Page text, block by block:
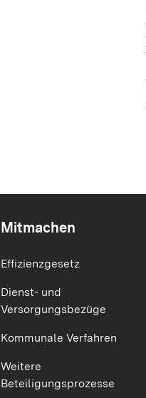
Mitmachen
Effizienzgesetz
Dienst- und
Versorgungsbezüge
Kommunale Verfahren
Weitere
Beteiligungsprozesse